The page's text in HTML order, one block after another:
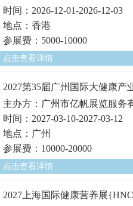
时间：2026-12-01-2026-12-03
地点：香港
参展费：5000-10000
点击查看详情
2027第35届广州国际大健康产
主办方：广州市亿帆展览服务
时间：2027-03-10-2027-03-12
地点：广州
参展费：10000-20000
点击查看详情
2027上海国际健康营养展